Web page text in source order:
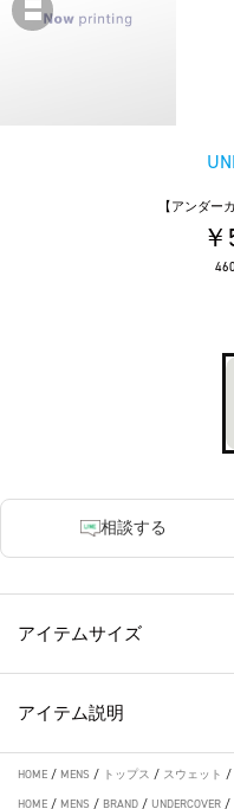
【アンダー
相談する
アイテムサイズ
アイテム説明
HOME / MENS / トップス / スウェット /
HOME / MENS / BRAND / UNDERCOVER /